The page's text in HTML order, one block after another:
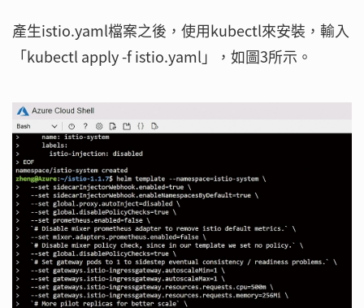
產生istio.yaml檔案之後，使用kubectl來安裝，輸入
「kubectl apply -f istio.yaml」，如圖3所示。